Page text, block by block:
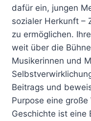
dafür ein, jungen
sozialer Herkunft –
zu ermöglichen.
weit über die
Musikerinnen und
Beitrags und
Purpose eine
Geschichte ist eine